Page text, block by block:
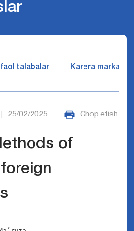
talabalar Karera markazi
25/02/2025 Chop etish
of